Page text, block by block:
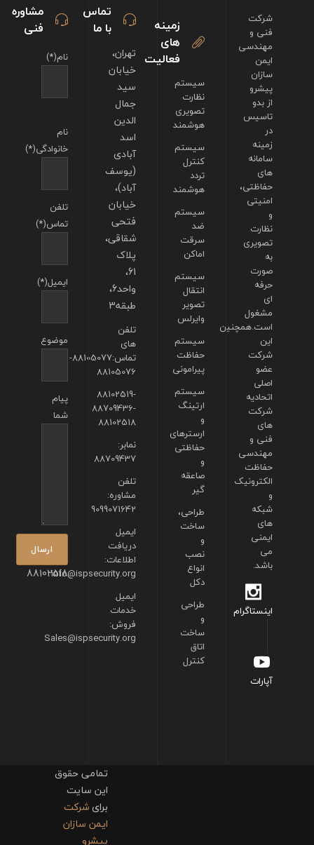
مشاوره
فنی
نام(*)
نام
خانوادگی(*)
تلفن
تماس(*)
ایمیل(*)
موضوع
پیام
شما
88102518
تماس
با ما
تهران،
خیابان
سید
جمال
الدین
اسد
آبادی
(یوسف
آباد)،
خیابان
فتحی
شقاقی،
پلاک
61،
واحد6،
طبقه3
تلفن
های
تماس:88105077-
88105076
88102519-
88709436-
88102518
نمابر:
88709437
تلفن
مشاوره:
9099071642
ایمیل
دریافت
اطلاعات:
info@ispsecurity.org
ایمیل
خدمات
فروش:
Sales@ispsecurity.org
زمینه
های
فعالیت
سیستم
نظارت
تصویری
هوشمند
سیستم
کنترل
تردد
هوشمند
سیستم
ضد
سرقت
اماکن
سیستم
انتقال
تصویر
وایرلس
سیستم
حفاظت
پیرامونی
سیستم
ارتینگ
و
ارسترهای
حفاظتی
و
صاعقه
گیر
طراحی،
ساخت
و
نصب
انواع
دکل
طراحی
و
ساخت
اتاق
کنترل
شرکت
فنی و
مهندسی
ایمن
سازان
پیشرو
از بدو
تاسیس
در
زمینه
سامانه
های
حفاظتی،
امنیتی
و
نظارت
تصویری
به
صورت
حرفه
ای
مشغول
است.همچنین
این
شرکت
عضو
اصلی
اتحادیه
شرکت
های
فنی و
مهندسی
حفاظت
الکترونیک
و
شبکه
های
ایمنی
می
باشد.
اینستاگرام
آپارات
تمامی حقوق
این سایت
برایشرکت
ایمن سازان
پیشرو